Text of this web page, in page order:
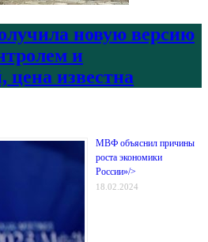
новую версию
и
цена известна
МВФ объяснил причины
роста экономики
России»/>
18.02.2024